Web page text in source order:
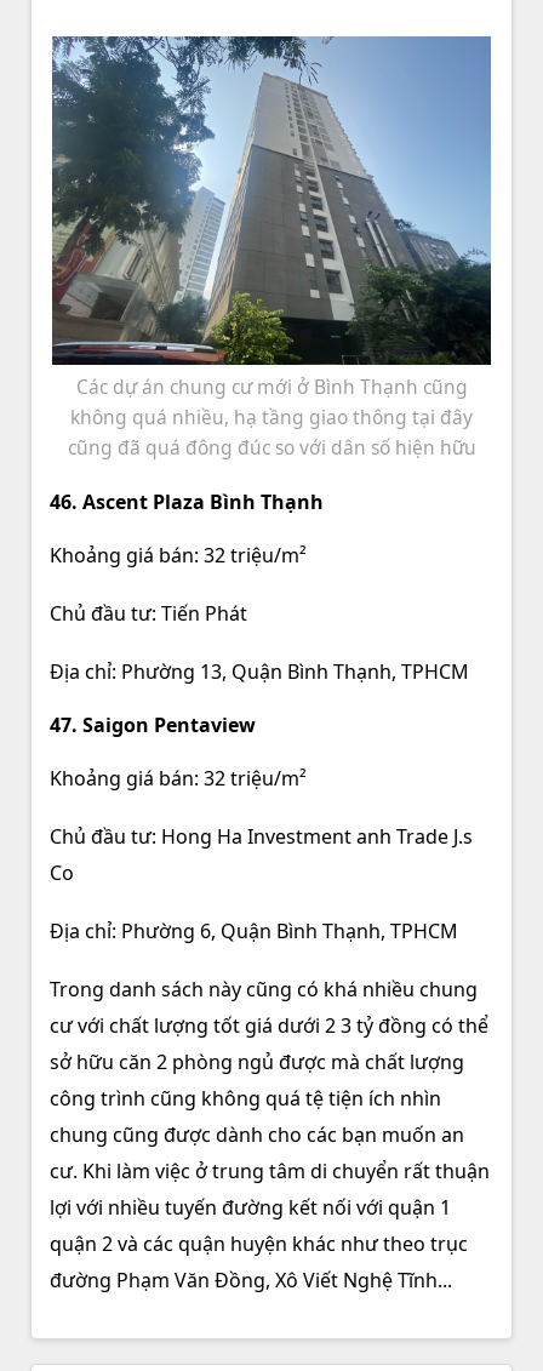
Các dự án chung cư mới ở Bình Thạnh cũng
không quá nhiều, hạ tầng giao thông tại đây
cũng đã quá đông đúc so với dân số hiện hữu
46. Ascent Plaza Bình Thạnh
Khoảng giá bán: 32 triệu/m²
Chủ đầu tư: Tiến Phát
Địa chỉ: Phường 13, Quận Bình Thạnh, TPHCM
47. Saigon Pentaview
Khoảng giá bán: 32 triệu/m²
Chủ đầu tư: Hong Ha Investment anh Trade J.s
Co
Địa chỉ: Phường 6, Quận Bình Thạnh, TPHCM
Trong danh sách này cũng có khá nhiều chung
cư với chất lượng tốt giá dưới 2 3 tỷ đồng có thể
sở hữu căn 2 phòng ngủ được mà chất lượng
công trình cũng không quá tệ tiện ích nhìn
chung cũng được dành cho các bạn muốn an
cư. Khi làm việc ở trung tâm di chuyển rất thuận
lợi với nhiều tuyến đường kết nối với quận 1
quận 2 và các quận huyện khác như theo trục
đường Phạm Văn Đồng, Xô Viết Nghệ Tĩnh...